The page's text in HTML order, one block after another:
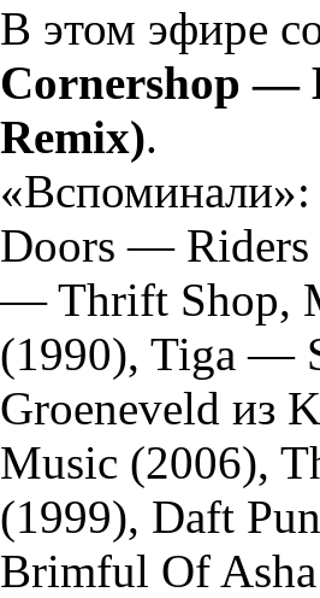
В этом эфире
Сornershop —
Remix).
Doors — Riders
— Thrift Shop,
(1990), Tiga —
Groeneveld из
Music (2006),
(1999), Daft
Brimful Of